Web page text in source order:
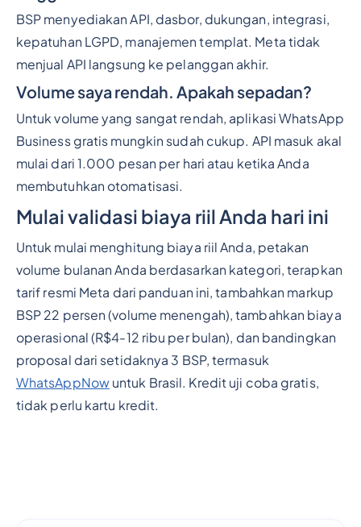
BSP menyediakan API, dasbor, dukungan, integrasi,
kepatuhan LGPD, manajemen templat. Meta tidak
menjual API langsung ke pelanggan akhir.
Volume saya rendah. Apakah sepadan?
Untuk volume yang sangat rendah, aplikasi WhatsApp
Business gratis mungkin sudah cukup. API masuk akal
mulai dari 1.000 pesan per hari atau ketika Anda
membutuhkan otomatisasi.
Mulai validasi biaya riil Anda hari ini
Untuk mulai menghitung biaya riil Anda, petakan
volume bulanan Anda berdasarkan kategori, terapkan
tarif resmi Meta dari panduan ini, tambahkan markup
BSP 22 persen (volume menengah), tambahkan biaya
operasional (R$4-12 ribu per bulan), dan bandingkan
proposal dari setidaknya 3 BSP, termasuk
WhatsAppNowuntuk Brasil. Kredit uji coba gratis,
tidak perlu kartu kredit.